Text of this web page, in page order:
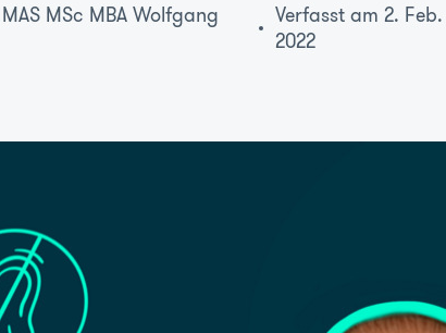
MSc MBA Wolfgang
Verfasst am 2. Feb.
2022